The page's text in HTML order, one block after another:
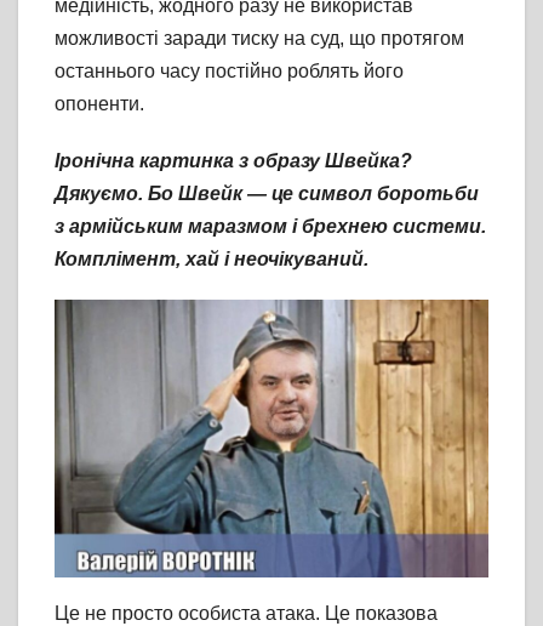
медійність, жодного разу не використав
можливості заради тиску на суд, що протягом
останнього часу постійно роблять його
опоненти.
Іронічна картинка з образу Швейка?
Дякуємо. Бо Швейк — це символ боротьби
з армійським маразмом і брехнею системи.
Комплімент, хай і неочікуваний.
Це не просто особиста атака. Це показова